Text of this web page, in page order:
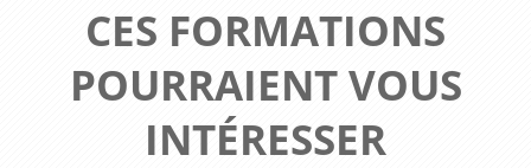
CES FORMATIONS
POURRAIENT VOUS
INTÉRESSER